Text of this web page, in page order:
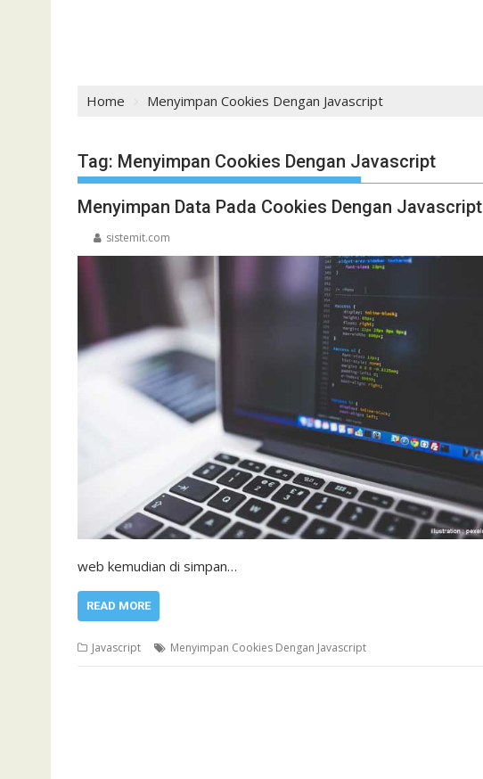
Home Menyimpan Cookies Dengan Javascript
Tag: Menyimpan Cookies Dengan Javascript
Menyimpan Data Pada Cookies Dengan Javascript
sistemit.com
web kemudian di simpan…
READ MORE
Javascript Menyimpan Cookies Dengan Javascript